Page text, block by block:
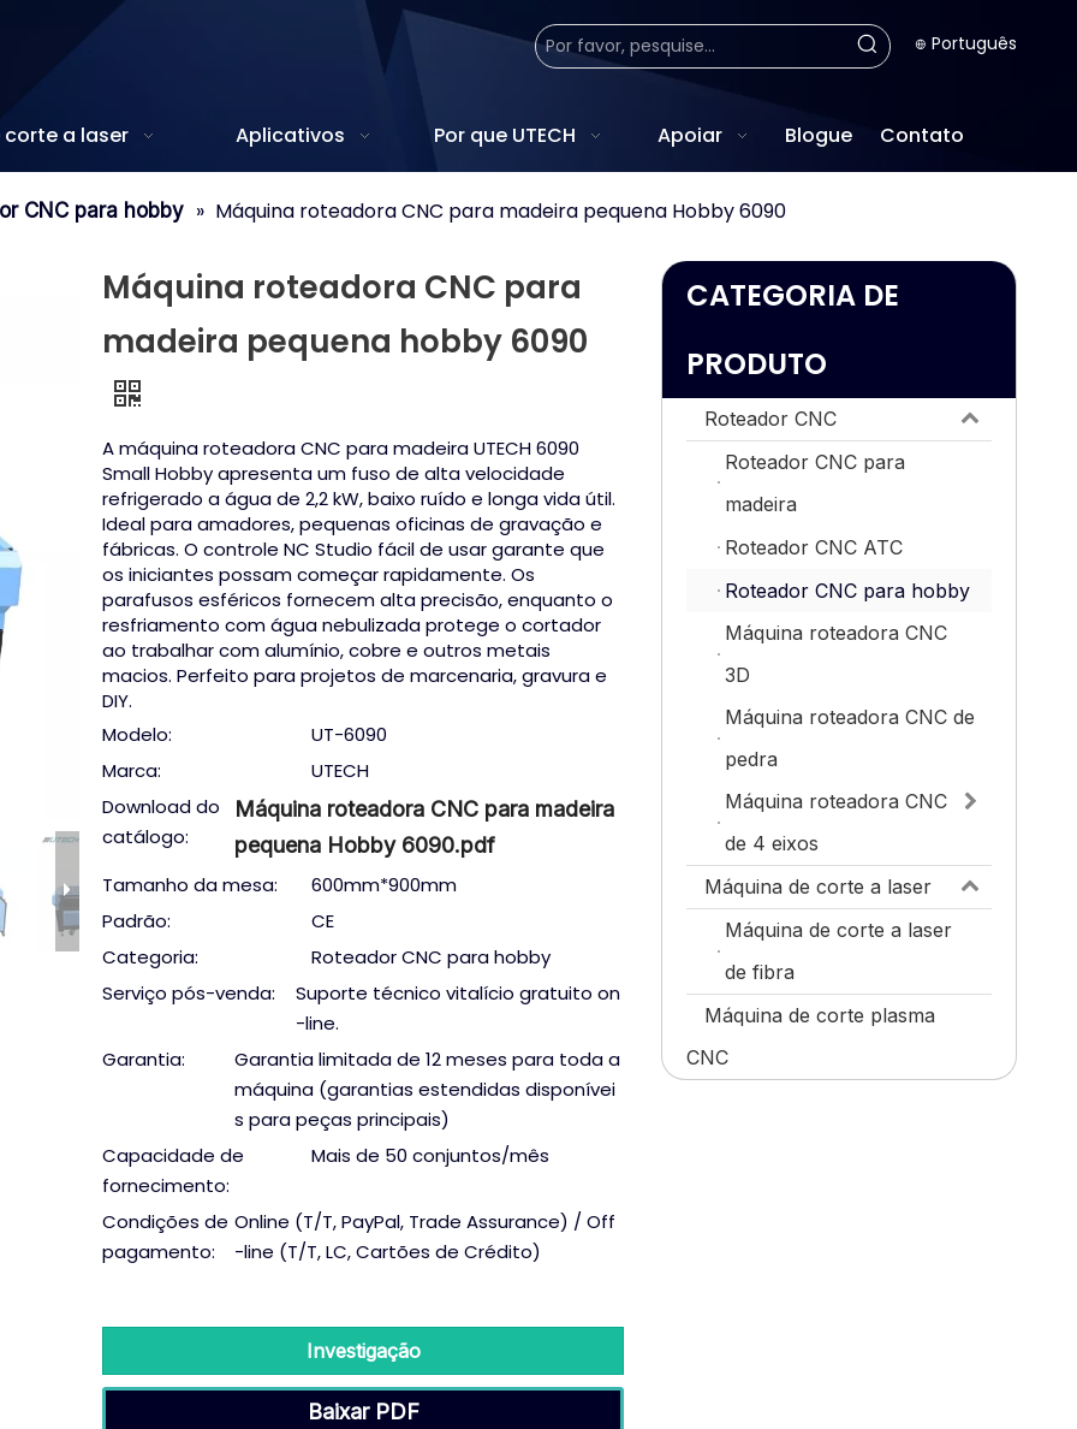
Português
a laser Aplicativos Por que UTECH Apoiar Blogue Contato
CNC para hobby » Máquina roteadora CNC para madeira pequena Hobby 6090
Máquina roteadora CNC para
madeira pequena hobby 6090
A máquina roteadora CNC para madeira UTECH 6090
Small Hobby apresenta um fuso de alta velocidade
refrigerado a água de 2,2 kW, baixo ruído e longa vida útil.
Ideal para amadores, pequenas oficinas de gravação e
fábricas. O controle NC Studio fácil de usar garante que
os iniciantes possam começar rapidamente. Os
parafusos esféricos fornecem alta precisão, enquanto o
resfriamento com água nebulizada protege o cortador
ao trabalhar com alumínio, cobre e outros metais
macios. Perfeito para projetos de marcenaria, gravura e
DIY.
Modelo:
UT-6090
Marca:
UTECH
Download do
catálogo:
Máquina roteadora CNC para madeira
pequena Hobby 6090.pdf
Tamanho da mesa:
600mm*900mm
Padrão:
CE
Categoria:
Roteador CNC para hobby
Serviço pós-venda:
Suporte técnico vitalício gratuito on
-line.
Garantia:
Garantia limitada de 12 meses para toda a
máquina (garantias estendidas disponívei
s para peças principais)
Capacidade de
fornecimento:
Mais de 50 conjuntos/mês
Condições de
pagamento:
Online (T/T, PayPal, Trade Assurance) / Off
-line (T/T, LC, Cartões de Crédito)
Investigação
Baixar PDF
CATEGORIA DE
PRODUTO
Roteador CNC
Roteador CNC para
madeira
Roteador CNC ATC
Roteador CNC para hobby
Máquina roteadora CNC
3D
Máquina roteadora CNC de
pedra
Máquina roteadora CNC
de 4 eixos
Máquina de corte a laser
Máquina de corte a laser
de fibra
Máquina de corte plasma
CNC